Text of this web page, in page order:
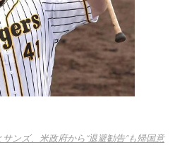
ンズ、米政府から“退避勧告”も帰国意